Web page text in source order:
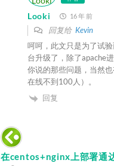
Looki 16 年 前
回复给 Kevin
呵呵，此文只是为了试
台升级了，除了apache
你说的那些问题，当然
在线不到100人）。
回复
在centos+nginx上部署通